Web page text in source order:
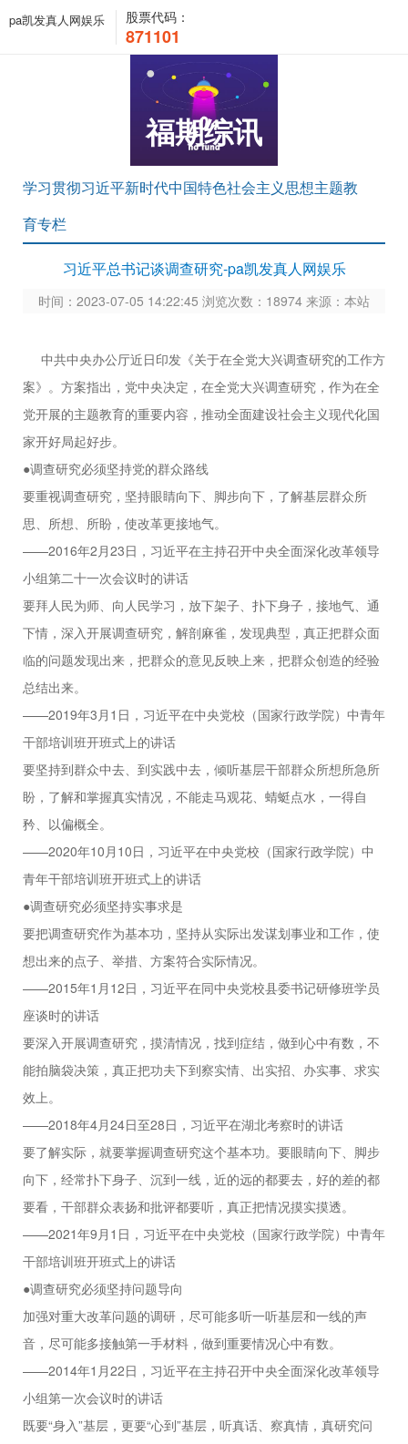
pa凯发真人网娱乐 股票代码：
871101
福期综讯
学习贯彻习近平新时代中国特色社会主义思想主题教
育专栏
习近平总书记谈调查研究-pa凯发真人网娱乐
时间：2023-07-05 14:22:45 浏览次数：18974 来源：本站
中共中央办公厅近日印发《关于在全党大兴调查研究的工作方
案》。方案指出，党中央决定，在全党大兴调查研究，作为在全
党开展的主题教育的重要内容，推动全面建设社会主义现代化国
家开好局起好步。
●调查研究必须坚持党的群众路线
要重视调查研究，坚持眼睛向下、脚步向下，了解基层群众所
思、所想、所盼，使改革更接地气。
——2016年2月23日，习近平在主持召开中央全面深化改革领导
小组第二十一次会议时的讲话
要拜人民为师、向人民学习，放下架子、扑下身子，接地气、通
下情，深入开展调查研究，解剖麻雀，发现典型，真正把群众面
临的问题发现出来，把群众的意见反映上来，把群众创造的经验
总结出来。
——2019年3月1日，习近平在中央党校（国家行政学院）中青年
干部培训班开班式上的讲话
要坚持到群众中去、到实践中去，倾听基层干部群众所想所急所
盼，了解和掌握真实情况，不能走马观花、蜻蜓点水，一得自
矜、以偏概全。
——2020年10月10日，习近平在中央党校（国家行政学院）中
青年干部培训班开班式上的讲话
●调查研究必须坚持实事求是
要把调查研究作为基本功，坚持从实际出发谋划事业和工作，使
想出来的点子、举措、方案符合实际情况。
——2015年1月12日，习近平在同中央党校县委书记研修班学员
座谈时的讲话
要深入开展调查研究，摸清情况，找到症结，做到心中有数，不
能拍脑袋决策，真正把功夫下到察实情、出实招、办实事、求实
效上。
——2018年4月24日至28日，习近平在湖北考察时的讲话
要了解实际，就要掌握调查研究这个基本功。要眼睛向下、脚步
向下，经常扑下身子、沉到一线，近的远的都要去，好的差的都
要看，干部群众表扬和批评都要听，真正把情况摸实摸透。
——2021年9月1日，习近平在中央党校（国家行政学院）中青年
干部培训班开班式上的讲话
●调查研究必须坚持问题导向
加强对重大改革问题的调研，尽可能多听一听基层和一线的声
音，尽可能多接触第一手材料，做到重要情况心中有数。
——2014年1月22日，习近平在主持召开中央全面深化改革领导
小组第一次会议时的讲话
既要“身入”基层，更要“心到”基层，听真话、察真情，真研究问